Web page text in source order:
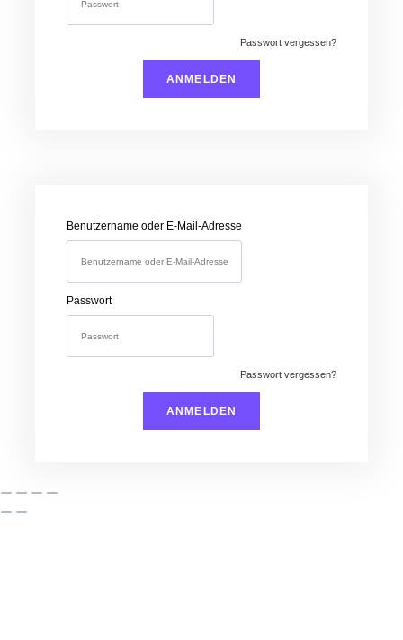
Passwort vergessen?
Benutzername oder E-Mail-Adresse
Passwort
Passwort vergessen?